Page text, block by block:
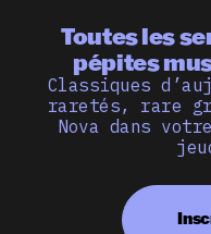
Toutes les
pépites
Classiques
raretés, rare
Nova dans